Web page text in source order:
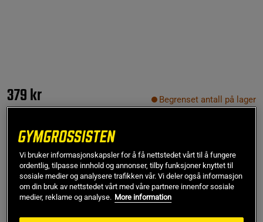
379 kr
Veil.pris379 kr
Begrenset antall på lager
S
Kjøp
Gratis frakt over 799 kr Gratis retur 14 dagers angrerett
Vi bruker informasjonskapsler for å få nettstedet vårt til å fungere
ordentlig, tilpasse innhold og annonser, tilby funksjoner knyttet til
sosiale medier og analysere trafikken vår. Vi deler også informasjon
om din bruk av nettstedet vårt med våre partnere innenfor sosiale
medier, reklame og analyse. More information